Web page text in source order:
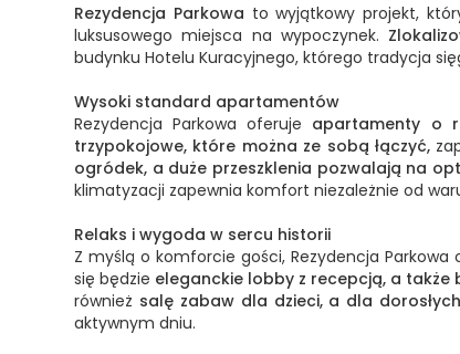
Rezydencja Parkowa to wyjątkowy projekt,
luksusowego miejsca na wypoczynek.
budynku Hotelu Kuracyjnego, którego tradycja
Wysoki standard apartamentów
Rezydencja Parkowa oferuje apartamenty o
trzypokojowe, które można ze sobą łączyć,
ogródek, a duże przeszklenia pozwalają na
klimatyzacji zapewnia komfort niezależnie od
Relaks i wygoda w sercu historii
Z myślą o komforcie gości, Rezydencja Parkowa
się będzie eleganckie lobby z recepcją, a także
również salę zabaw dla dzieci, a dla
aktywnym dniu.